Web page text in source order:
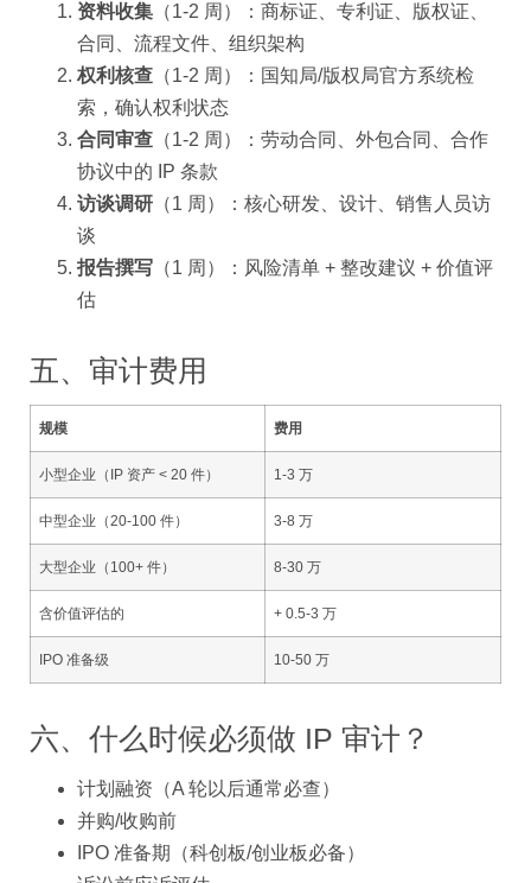
资料收集 （1-2 周）：商标证、专利证、版权证、
合同、流程文件、组织架构
权利核查 （1-2 周）：国知局/版权局官方系统检
索，确认权利状态
合同审查 （1-2 周）：劳动合同、外包合同、合作
协议中的 IP 条款
访谈调研 （1 周）：核心研发、设计、销售人员访
谈
报告撰写 （1 周）：风险清单 + 整改建议 + 价值评
估
五、审计费用
规模 费用
小型企业（IP 资产 < 20 件） 1-3 万
中型企业（20-100 件） 3-8 万
大型企业（100+ 件） 8-30 万
含价值评估的 + 0.5-3 万
IPO 准备级 10-50 万
六、什么时候必须做 IP 审计？
计划融资（A 轮以后通常必查）
并购/收购前
IPO 准备期（科创板/创业板必备）